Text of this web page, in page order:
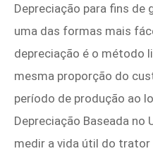
Depreciação para fins de
uma das formas mais
depreciação é o método
mesma proporção do
período de produção ao
Depreciação Baseada no
medir a vida útil do